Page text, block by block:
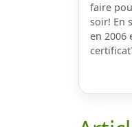
faire
soir! En
en 2006